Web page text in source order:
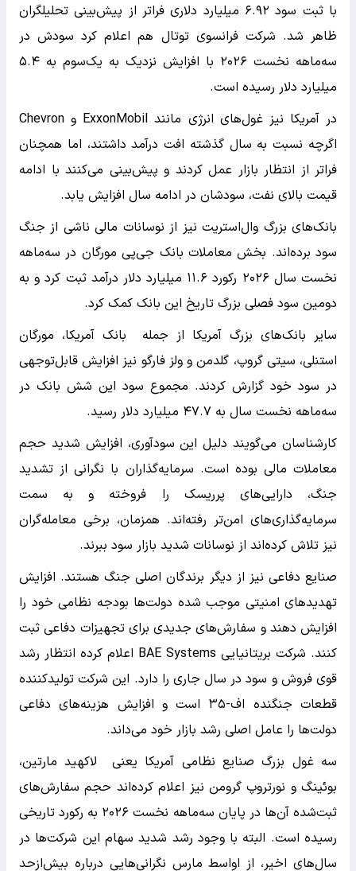
با ثبت سود ۶.۹۲ میلیارد دلاری فراتر از پیش‌بینی تحلیلگران
ظاهر شد. شرکت فرانسوی توتال هم اعلام کرد سودش در
سه‌ماهه نخست ۲۰۲۶ با افزایش نزدیک به یک‌سوم به ۵.۴
میلیارد دلار رسیده است.
در آمریکا نیز غول‌های انرژی مانند ExxonMobil و Chevron
اگرچه نسبت به سال گذشته افت درآمد داشتند، اما همچنان
فراتر از انتظار بازار عمل کردند و پیش‌بینی می‌کنند با ادامه
قیمت بالای نفت، سودشان در ادامه سال افزایش یابد.
بانک‌های بزرگ وال‌استریت نیز از نوسانات مالی ناشی از جنگ
سود برده‌اند. بخش معاملات بانک جی‌پی مورگان در سه‌ماهه
نخست سال ۲۰۲۶ رکورد ۱۱.۶ میلیارد دلار درآمد ثبت کرد و به
دومین سود فصلی بزرگ تاریخ این بانک کمک کرد.
سایر بانک‌های بزرگ آمریکا از جمله بانک آمریکا، مورگان
استنلی، سیتی گروپ، گلدمن و ولز فارگو نیز افزایش قابل‌توجهی
در سود خود گزارش کردند. مجموع سود این شش بانک در
سه‌ماهه نخست سال به ۴۷.۷ میلیارد دلار رسید.
کارشناسان می‌گویند دلیل این سودآوری، افزایش شدید حجم
معاملات مالی بوده است. سرمایه‌گذاران با نگرانی از تشدید
جنگ، دارایی‌های پرریسک را فروخته و به سمت
سرمایه‌گذاری‌های امن‌تر رفته‌اند. همزمان، برخی معامله‌گران
نیز تلاش کرده‌اند از نوسانات شدید بازار سود ببرند.
صنایع دفاعی نیز از دیگر برندگان اصلی جنگ هستند. افزایش
تهدیدهای امنیتی موجب شده دولت‌ها بودجه نظامی خود را
افزایش دهند و سفارش‌های جدیدی برای تجهیزات دفاعی ثبت
کنند. شرکت بریتانیایی BAE Systems اعلام کرده انتظار رشد
قوی فروش و سود در سال جاری را دارد. این شرکت تولیدکننده
قطعات جنگنده اف-۳۵ است و افزایش هزینه‌های دفاعی
دولت‌ها را عامل اصلی رشد بازار خود می‌داند.
سه غول بزرگ صنایع نظامی آمریکا یعنی لاکهید مارتین،
بوئینگ و نورتروپ گرومن نیز اعلام کرده‌اند حجم سفارش‌های
ثبت‌شده آن‌ها در پایان سه‌ماهه نخست ۲۰۲۶ به رکورد تاریخی
رسیده است. البته با وجود رشد شدید سهام این شرکت‌ها در
سال‌های اخیر، از اواسط مارس نگرانی‌هایی درباره بیش‌ازحد